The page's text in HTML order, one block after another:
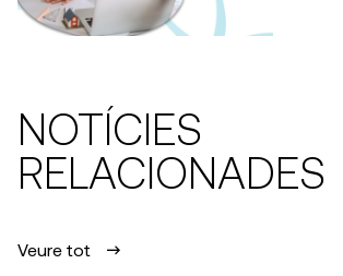
NOTÍCIES
RELACIONADES
Veure tot